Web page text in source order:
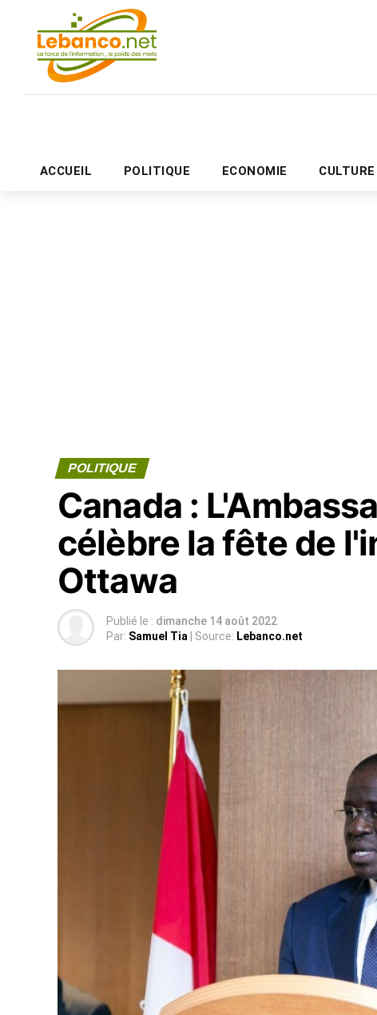
ACCUEIL POLITIQUE ECONOMIE CULTURE
POLITIQUE
Canada :
célèbre la fête de
Ottawa
Publié le : dimanche 14 août 2022
Par: Samuel Tia | Source: Lebanco.net